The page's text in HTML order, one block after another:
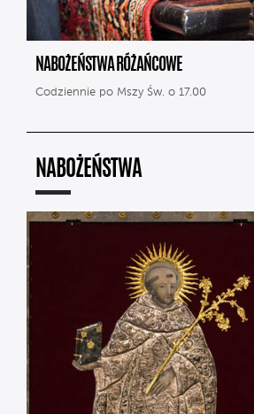
NABOŻEŃSTWA RÓŻAŃCOWE
Codziennie po Mszy Św. o 17.00
NABOŻEŃSTWA